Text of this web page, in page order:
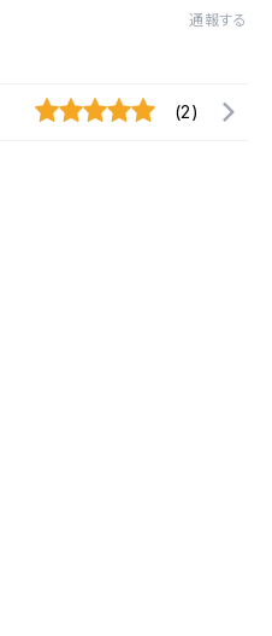
通報する
(2)